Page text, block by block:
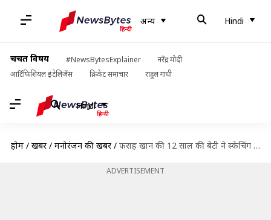
अन्य Hindi
चर्चित विषय #NewsBytesExplainer
नरेंद्र मोदी
आर्टिफिशियल इंटेलिजेंस
क्रिकेट समाचार राहुल गांधी
Hindi
होम / खबरें / मनोरंजन की खबरें / फराह खान की 12 साल की बेटी ने स्केचिंग करके जरूरतमंदों के लिए जुटाए 70,000 रुपये
ADVERTISEMENT